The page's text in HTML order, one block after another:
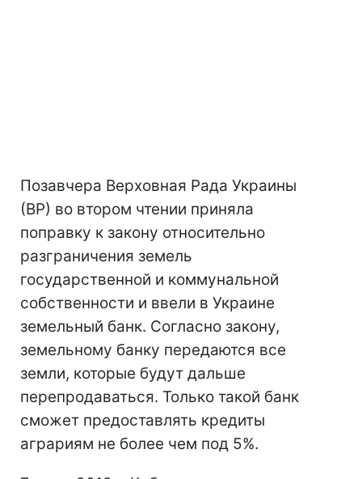
Позавчера Верховная Рада Украины
(ВР) во втором чтении приняла
поправку к закону относительно
разграничения земель
государственной и коммунальной
собственности и ввели в Украине
земельный банк. Согласно закону,
земельному банку передаются все
земли, которые будут дальше
перепродаваться. Только такой банк
сможет предоставлять кредиты
аграриям не более чем под 5%.